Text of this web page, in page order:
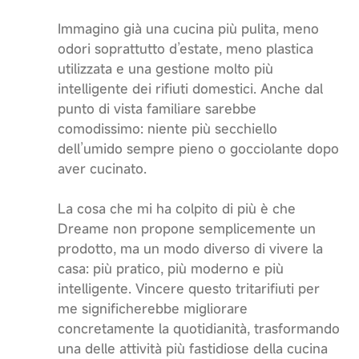
Immagino già una cucina più pulita, meno
odori soprattutto d’estate, meno plastica
utilizzata e una gestione molto più
intelligente dei rifiuti domestici. Anche dal
punto di vista familiare sarebbe
comodissimo: niente più secchiello
dell’umido sempre pieno o gocciolante dopo
aver cucinato.
La cosa che mi ha colpito di più è che
Dreame non propone semplicemente un
prodotto, ma un modo diverso di vivere la
casa: più pratico, più moderno e più
intelligente. Vincere questo tritarifiuti per
me significherebbe migliorare
concretamente la quotidianità, trasformando
una delle attività più fastidiose della cucina